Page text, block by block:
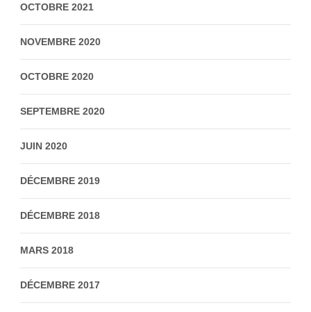
OCTOBRE 2021
NOVEMBRE 2020
OCTOBRE 2020
SEPTEMBRE 2020
JUIN 2020
DÉCEMBRE 2019
DÉCEMBRE 2018
MARS 2018
DÉCEMBRE 2017